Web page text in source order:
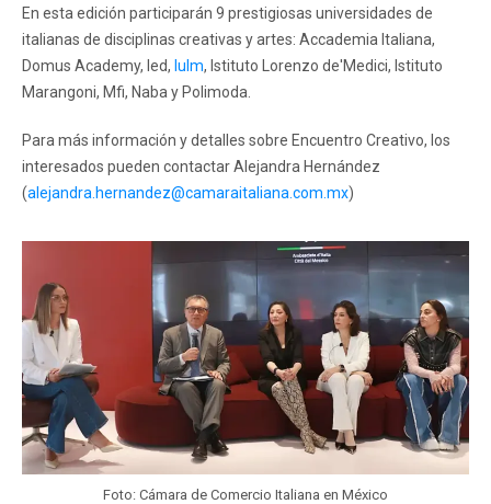
En esta edición participarán 9 prestigiosas universidades de
italianas de disciplinas creativas y artes: Accademia Italiana,
Domus Academy, Ied, Iulm, Istituto Lorenzo de'Medici, Istituto
Marangoni, Mfi, Naba y Polimoda.
Para más información y detalles sobre Encuentro Creativo, los
interesados pueden contactar Alejandra Hernández
(alejandra.hernandez@camaraitaliana.com.mx)
Foto: Cámara de Comercio Italiana en México